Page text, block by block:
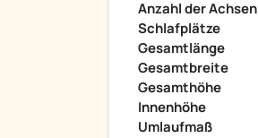
Anzahl der Achsen
Schlafplätze
Gesamtlänge
Gesamtbreite
Gesamthöhe
Innenhöhe
Umlaufmaß